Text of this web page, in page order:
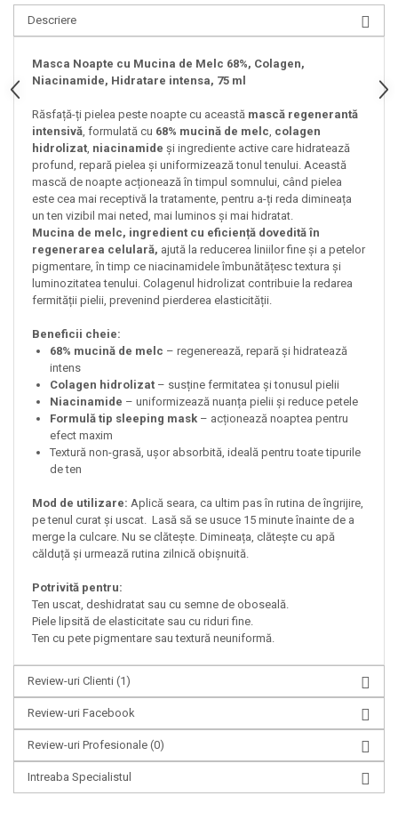
Descriere
Masca Noapte cu Mucina de Melc 68%, Colagen,
Niacinamide, Hidratare intensa, 75 ml
Răsfață-ți pielea peste noapte cu această mască regenerantă
intensivă , formulată cu 68% mucină de melc colagen
hidrolizat niacinamide și ingrediente active care hidratează
profund, repară pielea și uniformizează tonul tenului. Această
mască de noapte acționează în timpul somnului, când pielea
este cea mai receptivă la tratamente, pentru a-ți reda dimineața
un ten vizibil mai neted, mai luminos și mai hidratat.
Mucina de melc, ingredient cu eficiență dovedită în
regenerarea celulară, ajută la reducerea liniilor fine și a petelor
pigmentare, în timp ce niacinamidele îmbunătățesc textura și
luminozitatea tenului. Colagenul hidrolizat contribuie la redarea
fermității pielii, prevenind pierderea elasticității.
Beneficii cheie:
68% mucină de melc – regenerează, repară și hidratează
intens
Colagen hidrolizat – susține fermitatea și tonusul pielii
Niacinamide – uniformizează nuanța pielii și reduce petele
Formulă tip sleeping mask – acționează noaptea pentru
efect maxim
Textură non-grasă, ușor absorbită, ideală pentru toate tipurile
de ten
Mod de utilizare: Aplică seara, ca ultim pas în rutina de îngrijire,
pe tenul curat și uscat. Lasă să se usuce 15 minute înainte de a
merge la culcare. Nu se clătește. Dimineața, clătește cu apă
călduță și urmează rutina zilnică obișnuită.
Potrivită pentru:
Ten uscat, deshidratat sau cu semne de oboseală.
Piele lipsită de elasticitate sau cu riduri fine.
Ten cu pete pigmentare sau textură neuniformă.
Review-uri Clienti (1)
Review-uri Facebook
Review-uri Profesionale (0)
Intreaba Specialistul